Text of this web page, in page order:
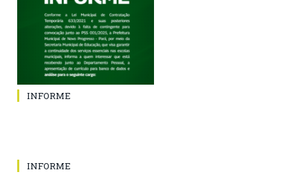
INFORME
INFORME